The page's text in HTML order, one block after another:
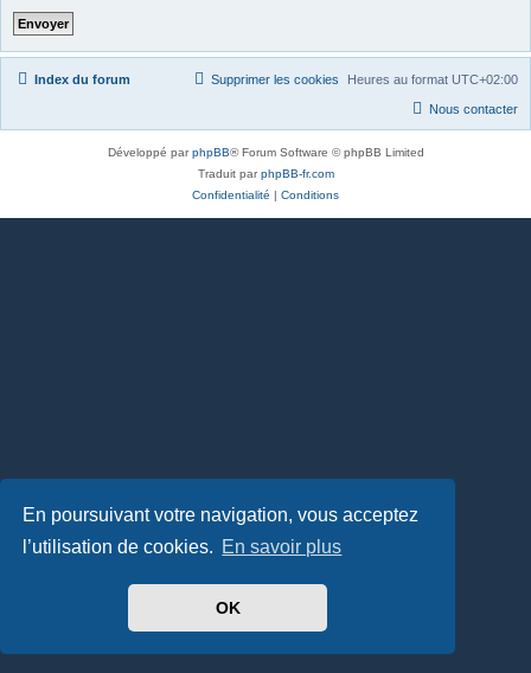
En poursuivant votre navigation, vous acceptez
l’utilisation de cookies. En savoir plus
OK
Index du forum Heures au format UTC+02:00
Supprimer les cookies
Nous contacter
Développé parphpBB® Forum Software © phpBB Limited
Traduit parphpBB-fr.com
Confidentialité | Conditions